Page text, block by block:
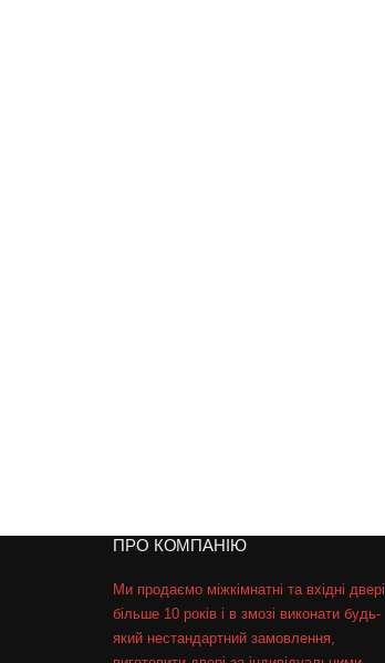
ПРО КОМПАНІЮ
Ми продаємо міжкімнатні та вхідні двері
більше 10 років і в змозі виконати будь-
який нестандартний замовлення,